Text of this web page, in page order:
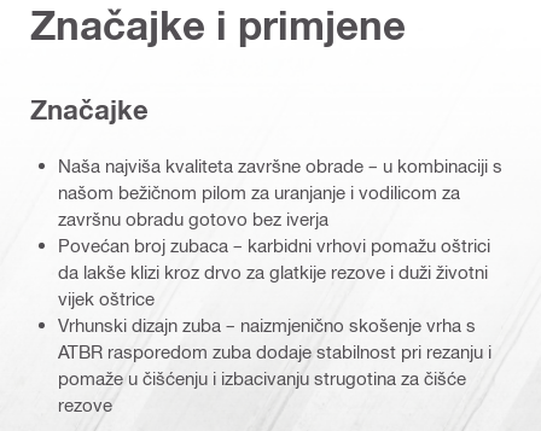
Značajke i primjene
Značajke
Naša najviša kvaliteta završne obrade – u kombinaciji s
našom bežičnom pilom za uranjanje i vodilicom za
završnu obradu gotovo bez iverja
Povećan broj zubaca – karbidni vrhovi pomažu oštrici
da lakše klizi kroz drvo za glatkije rezove i duži životni
vijek oštrice
Vrhunski dizajn zuba – naizmjenično skošenje vrha s
ATBR rasporedom zuba dodaje stabilnost pri rezanju i
pomaže u čišćenju i izbacivanju strugotina za čišće
rezove